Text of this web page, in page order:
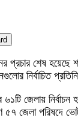
প্রচার শেষ
নির্বাচিত
৬১টি জেলায়
জেলা পরিষদে